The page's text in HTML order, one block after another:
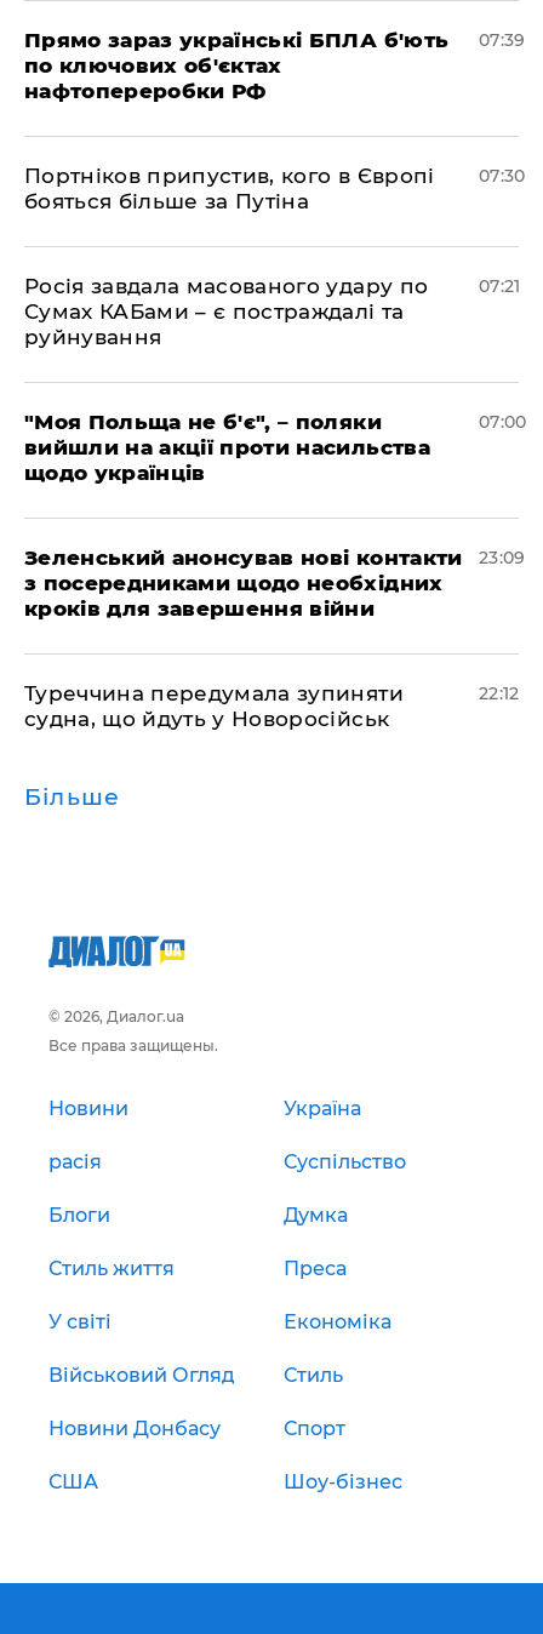
Прямо зараз українські БПЛА б'ють
по ключових об'єктах
нафтопереробки РФ
07:39
Портніков припустив, кого в Європі
бояться більше за Путіна
07:30
Росія завдала масованого удару по
Сумах КАБами – є постраждалі та
руйнування
07:21
"Моя Польща не б'є", – поляки
вийшли на акції проти насильства
щодо українців
07:00
Зеленський анонсував нові контакти
з посередниками щодо необхідних
кроків для завершення війни
23:09
Туреччина передумала зупиняти
судна, що йдуть у Новоросійськ
22:12
Більше
© 2026, Диалог.ua
Все права защищены.
Новини Україна
расія Суспільство
Блоги Думка
Стиль життя Преса
У світі Економіка
Військовий Огляд Стиль
Новини Донбасу Спорт
США Шоу-бізнес